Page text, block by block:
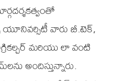
యూనివర్సిటీ వారు బీ.టెక్,
మరియు లా వంటి
అందిస్తున్నారు.